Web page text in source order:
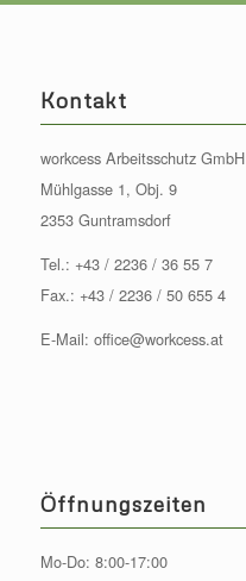
Kontakt
workcess Arbeitsschutz GmbH
Mühlgasse 1, Obj. 9
2353 Guntramsdorf
Tel.: +43 / 2236 / 36 55 7
Fax.: +43 / 2236 / 50 655 4
E-Mail: office@workcess.at
Öffnungszeiten
Mo-Do: 8:00-17:00